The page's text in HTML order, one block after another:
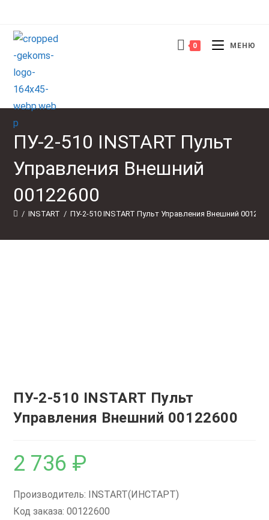
содержимому
0 МЕНЮ
ПУ-2-510 INSTART Пульт
Управления Внешний
00122600
/ INSTART / ПУ-2-510 INSTART Пульт Управления Внешний
ПУ-2-510 INSTART Пульт
Управления Внешний 00122600
2 736 ₽
Производитель: INSTART(ИНСТАРТ)
Код заказа: 00122600